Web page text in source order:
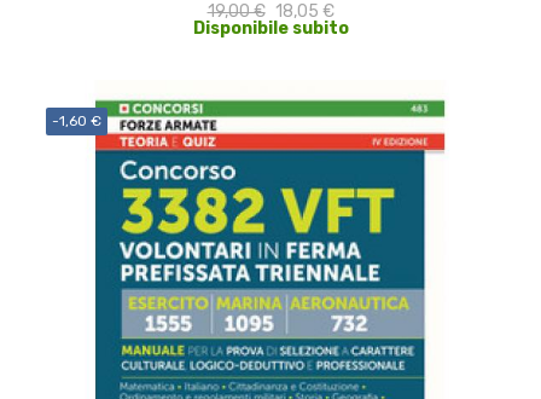
19,00 € 18,05 €
Disponibile subito
-1,60 €